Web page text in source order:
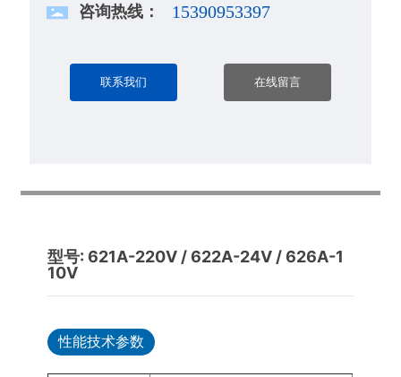
咨询热线： 15390953397
联系我们 在线留言
型号: 621A-220V / 622A-24V / 626A-1
10V
性能技术参数